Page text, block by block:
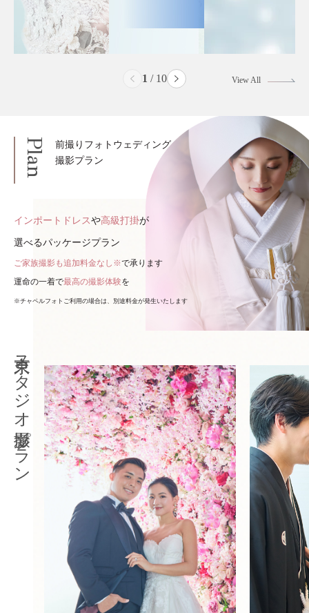
2 / 10 View All
Plan
前撮りフォトウェディング
撮影プラン
インポートドレスや高級打掛が
選べるパッケージプラン
ご家族撮影も追加料金なし※で承ります
運命の一着で最高の撮影体験を
※チャペルフォトご利用の場合は、別途料金が発生いたします
東京スタジオ撮影プラン